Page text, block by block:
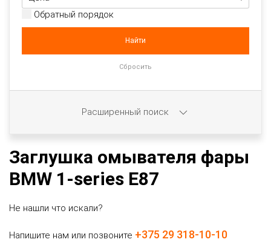
Заглушка омывателя фары
BMW 1-series E87
Не нашли что искали?
Напишите нам или позвоните +375 29 318-10-10
Обратный порядок
Расширенный поиск